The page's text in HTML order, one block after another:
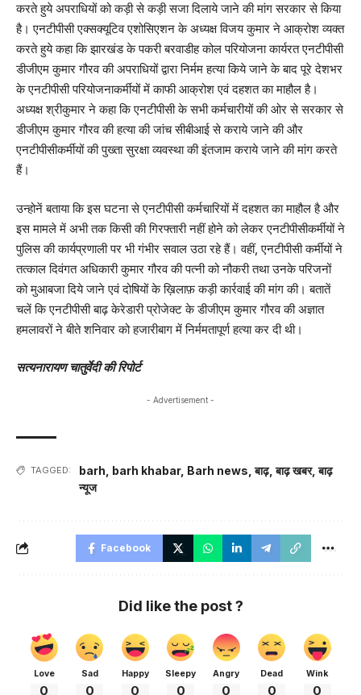
करते हुये अपराधियों को कड़ी से कड़ी सजा दिलाये जाने की मांग सरकार से किया
है। एनटीपीसी एक्सक्यूटिव एशोसिएशन के अध्यक्ष विजय कुमार ने आक्रोश व्यक्त
करते हुये कहा कि झारखंड के पकरी बरवाडीह कोल परियोजना कार्यरत एनटीपीसी
डीजीएम कुमार गौरव की अपराधियों द्वारा निर्मम हत्या किये जाने के बाद पूरे देशभर
के एनटीपीसी परियोजनाकर्मीयों में काफी आक्रोश एवं दहशत का माहौल है।
अध्यक्ष श्रीकुमार ने कहा कि एनटीपीसी के सभी कर्मचारीयों की ओर से सरकार से
डीजीएम कुमार गौरव की हत्या की जांच सीबीआई से कराये जाने की और
एनटीपीसीकर्मीयों की पुख्ता सुरक्षा व्यवस्था की इंतजाम कराये जाने की मांग करते
हैं।
उन्होनें बताया कि इस घटना से एनटीपीसी कर्मचारियों में दहशत का माहौल है और
इस मामले में अभी तक किसी की गिरफ्तारी नहीं होने को लेकर एनटीपीसीकर्मीयों ने
पुलिस की कार्यप्रणाली पर भी गंभीर सवाल उठा रहे हैं। वहीं, एनटीपीसी कर्मीयों ने
तत्काल दिवंगत अधिकारी कुमार गौरव की पत्नी को नौकरी तथा उनके परिजनों
को मुआबजा दिये जाने एवं दोषियों के ख़िलाफ़ कड़ी कार्रवाई की मांग की। बतातें
चलें कि एनटीपीसी बाढ़ केरेडारी प्रोजेक्ट के डीजीएम कुमार गौरव की अज्ञात
हमलावरों ने बीते शनिवार को हजारीबाग में निर्ममतापूर्ण हत्या कर दी थी।
सत्यनारायण चातुर्वेदी की रिपोर्ट
- Advertisement -
TAGGED: barh barh khabar, Barh news ,बाढ़,बाढ़ खबर,बाढ़
न्यूज
Facebook
Did like the post ?
Love
0
Sad
0
Happy
0
Sleepy
0
Angry
0
Dead
0
Wink
0